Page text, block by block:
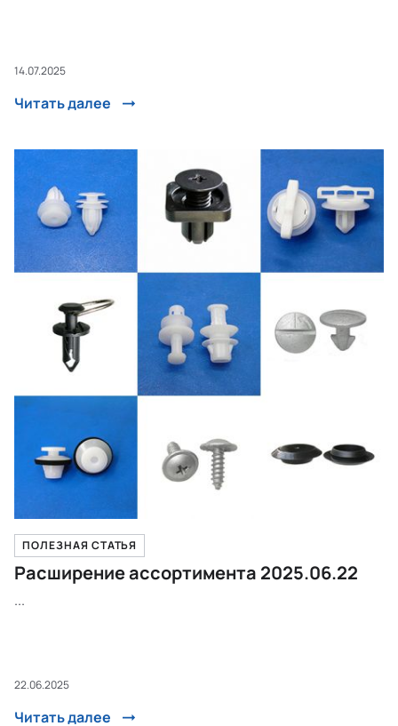
14.07.2025
Читать далее
ПОЛЕЗНАЯ СТАТЬЯ
Расширение ассортимента 2025.06.22
...
22.06.2025
Читать далее